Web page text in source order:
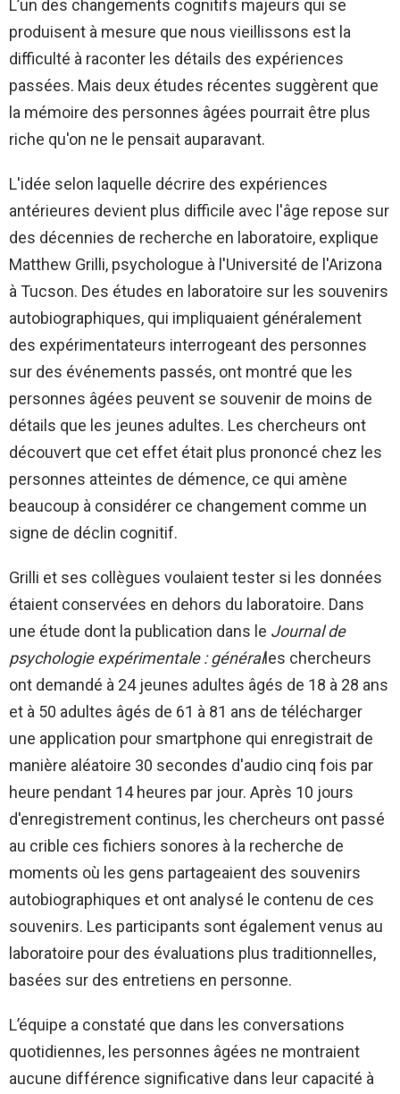
L’un des changements cognitifs majeurs qui se
produisent à mesure que nous vieillissons est la
difficulté à raconter les détails des expériences
passées. Mais deux études récentes suggèrent que
la mémoire des personnes âgées pourrait être plus
riche qu'on ne le pensait auparavant.
L'idée selon laquelle décrire des expériences
antérieures devient plus difficile avec l'âge repose sur
des décennies de recherche en laboratoire, explique
Matthew Grilli, psychologue à l'Université de l'Arizona
à Tucson. Des études en laboratoire sur les souvenirs
autobiographiques, qui impliquaient généralement
des expérimentateurs interrogeant des personnes
sur des événements passés, ont montré que les
personnes âgées peuvent se souvenir de moins de
détails que les jeunes adultes. Les chercheurs ont
découvert que cet effet était plus prononcé chez les
personnes atteintes de démence, ce qui amène
beaucoup à considérer ce changement comme un
signe de déclin cognitif.
Grilli et ses collègues voulaient tester si les données
étaient conservées en dehors du laboratoire. Dans
une étude dont la publication dans le Journal de
psychologie expérimentale : généralles chercheurs
ont demandé à 24 jeunes adultes âgés de 18 à 28 ans
et à 50 adultes âgés de 61 à 81 ans de télécharger
une application pour smartphone qui enregistrait de
manière aléatoire 30 secondes d'audio cinq fois par
heure pendant 14 heures par jour. Après 10 jours
d'enregistrement continus, les chercheurs ont passé
au crible ces fichiers sonores à la recherche de
moments où les gens partageaient des souvenirs
autobiographiques et ont analysé le contenu de ces
souvenirs. Les participants sont également venus au
laboratoire pour des évaluations plus traditionnelles,
basées sur des entretiens en personne.
L’équipe a constaté que dans les conversations
quotidiennes, les personnes âgées ne montraient
aucune différence significative dans leur capacité à